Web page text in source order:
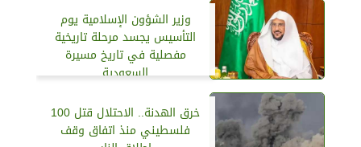
وزير الشؤون الإسلامية يوم
التأسيس يجسد مرحلة تاريخية
مفصلية في تاريخ مسيرة
السعودية
خرق الهدنة.. الاحتلال قتل 100
فلسطيني منذ اتفاق وقف